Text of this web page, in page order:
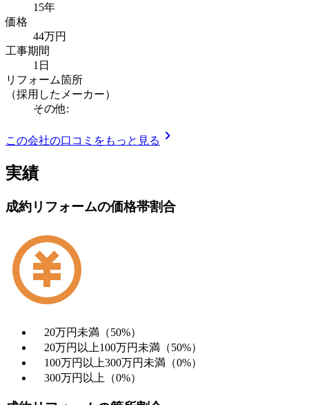
15年
価格
44万円
工事期間
1日
リフォーム箇所
（採用したメーカー）
その他:
この会社の口コミをもっと見る chevron_right
実績
成約リフォームの価格帯割合
20万円未満（50%）
20万円以上100万円未満（50%）
100万円以上300万円未満（0%）
300万円以上（0%）